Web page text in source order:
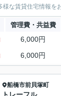
な賃貸住宅情報を
管理費・共益費
6,000円
6,000円
船橋市前貝塚町